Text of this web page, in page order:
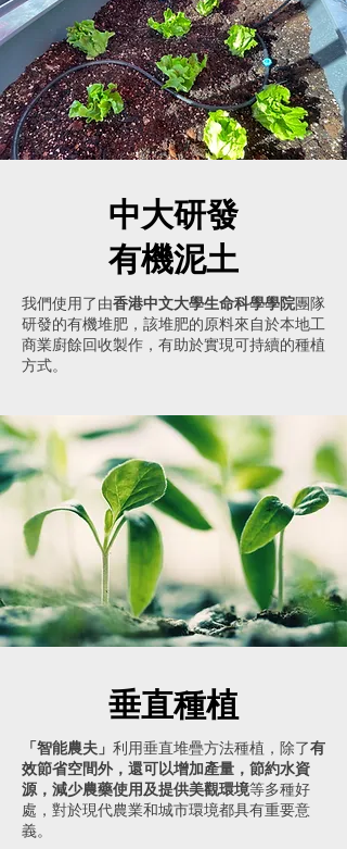
中大研發
有機泥土
我們使用了由香港中文大學生命科學學院團隊
研發的有機堆肥，該堆肥的原料來自於本地工
商業廚餘回收製作，有助於實現可持續的種植
方式。
垂直種植
「智能農夫」 利用垂直堆疊方法種植，除了有
效節省空間外，還可以增加產量，節約水資
源，減少農藥使用及提供美觀環境等多種好
處，對於現代農業和城市環境都具有重要意
義。